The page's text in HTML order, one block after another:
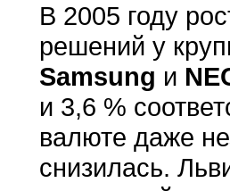
В 2005 году
решений у
Samsung и
и 3,6 %
валюте даже
снизилась.